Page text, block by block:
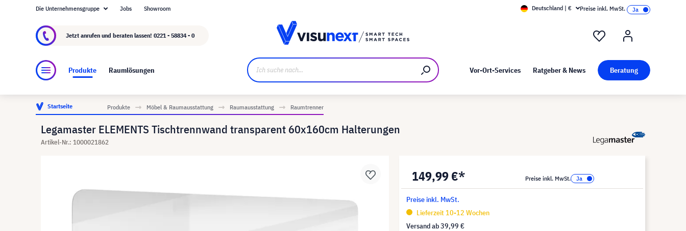
Über visunext.de Kunst bei visunext
Die Unternehmensgruppe Jobs Showroom Deutschland | € Preise inkl. MwSt.
Jetzt anrufen und beraten lassen! 0221 - 58834 - 0
Produkte Raumlösungen Vor-Ort-Services Ratgeber & News Beratung
Startseite Produkte Möbel & Raumausstattung Raumausstattung Raumtrenner
Legamaster ELEMENTS Tischtrennwand transparent 60x160cm Halterungen
Artikel-Nr.: 1000021862
149,99 €* Preise inkl. MwSt.
Preise inkl. MwSt.
Lieferzeit 10-12 Wochen
Versand ab39,99 €